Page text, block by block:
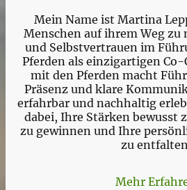
Mein Name ist Martina
Menschen auf ihrem Weg zu
und Selbstvertrauen im
Pferden als einzigartigen Co-
mit den Pferden macht
Präsenz und klare
erfahrbar und nachhaltig
dabei, Ihre Stärken bewusst
zu gewinnen und Ihre
zu
Mehr